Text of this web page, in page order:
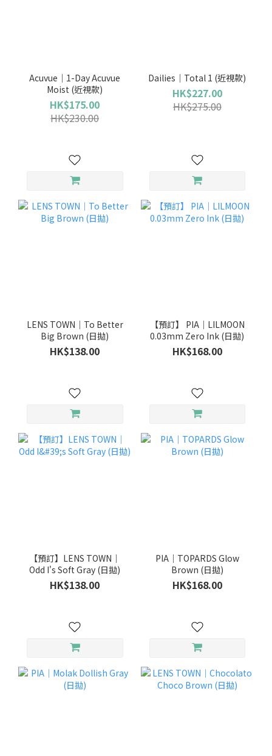
Acuvue｜1-Day Acuvue
Moist (近視款)
HK$175.00
HK$230.00
Dailies｜Total 1 (近視款)
HK$227.00
HK$275.00
LENS TOWN｜To Better
Big Brown (日拋)
HK$138.00
【預訂】 PIA｜LILMOON
0.03mm Zero Ink (日拋)
HK$168.00
【預訂】LENS TOWN｜
Odd I's Soft Gray (日拋)
HK$138.00
PIA｜TOPARDS Glow
Brown (日拋)
HK$168.00